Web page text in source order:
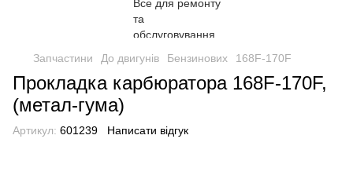
Запчастини До двигунів Бензинових 168F-170F
Прокладка карбюратора 168F-170F,
(метал-гума)
Артикул: 601239 Написати відгук